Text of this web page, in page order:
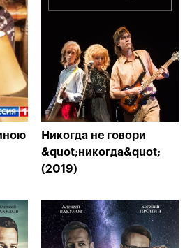
Никогда не говори
&quot;никогда&quot;
(2019)